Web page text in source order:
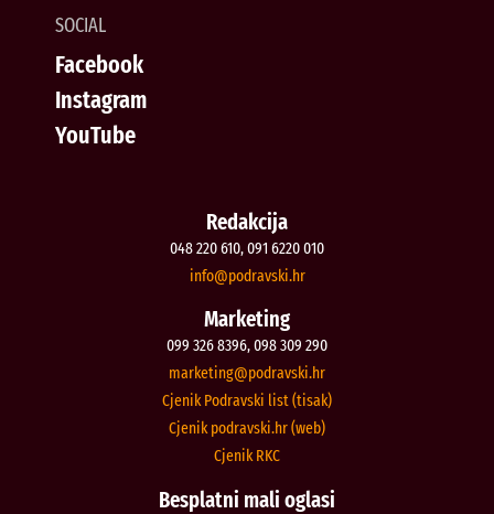
SOCIAL
Facebook
Instagram
YouTube
Redakcija
048 220 610, 091 6220 010
rh.iksvardop
@ofni
Marketing
099 326 8396, 098 309 290
rh.iksvardop
@gnitekram
Cjenik Podravski list (tisak)
Cjenik podravski.hr (web)
Cjenik RKC
Besplatni mali oglasi